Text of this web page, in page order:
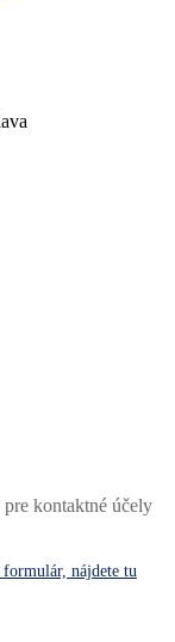
kontaktné účely
nájdete tu